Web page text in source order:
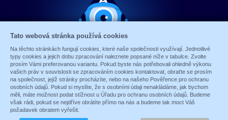
© 1989 - 2026 ALARM ABSOLON, spol. s.r.o.
Sun-shop
Tato webová stránka používá cookies
Na těchto stránkách fungují cookies, které naše společnosti využívají. Jednotlivé
typy cookies a jejich dobu zpracování naleznete popsané níže v tabulce. Zvolte
prosím Vámi preferovanou variantu. Pokud byste nás potřebovali ohledně výkonu
vašich práv v souvislosti se zpracováním cookies kontaktovat, obraťte se prosím
na společnost, jejíž stránky procházíte, nebo na našeho Pověřence pro ochranu
osobních údajů. Pokud si myslíte, že s osobními údaji nenakládáme, jak bychom
měli, máte možnost podat stížnost u Úřadu pro ochranu osobních údajů. Budeme
však rádi, pokud se nejdříve obrátíte přímo na nás a budeme tak moct Váš
požadavek obratem vyřešit.